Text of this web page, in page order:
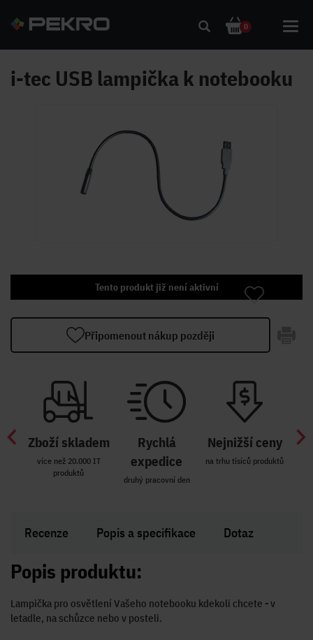
0
i-tec USB lampička k notebooku
Tento produkt již není aktivní
Připomenout nákup později
Zboží skladem
více než 20.000 IT
produktů
Rychlá
expedice
druhý pracovní den
Nejnižší ceny
na trhu tisíců produktů
Recenze Popis a specifikace Dotaz
Popis produktu:
Lampička pro osvětlení Vašeho notebooku kdekoli chcete - v
letadle, na schůzce nebo v posteli.